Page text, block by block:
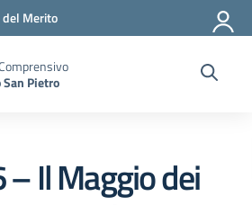
Merito
Pietro
– Il Maggio dei